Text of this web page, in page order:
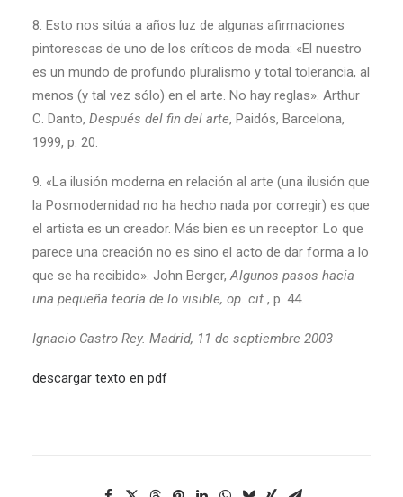
8. Esto nos sitúa a años luz de algunas afirmaciones
pintorescas de uno de los críticos de moda: «El nuestro
es un mundo de profundo pluralismo y total tolerancia, al
menos (y tal vez sólo) en el arte. No hay reglas». Arthur
C. Danto, Después del fin del arte, Paidós, Barcelona,
1999, p. 20.
9. «La ilusión moderna en relación al arte (una ilusión que
la Posmodernidad no ha hecho nada por corregir) es que
el artista es un creador. Más bien es un receptor. Lo que
parece una creación no es sino el acto de dar forma a lo
que se ha recibido». John Berger,Algunos pasos hacia
una pequeña teoría de lo visible, op. cit., p. 44.
Ignacio Castro Rey. Madrid, 11 de septiembre 2003
descargar texto en pdf